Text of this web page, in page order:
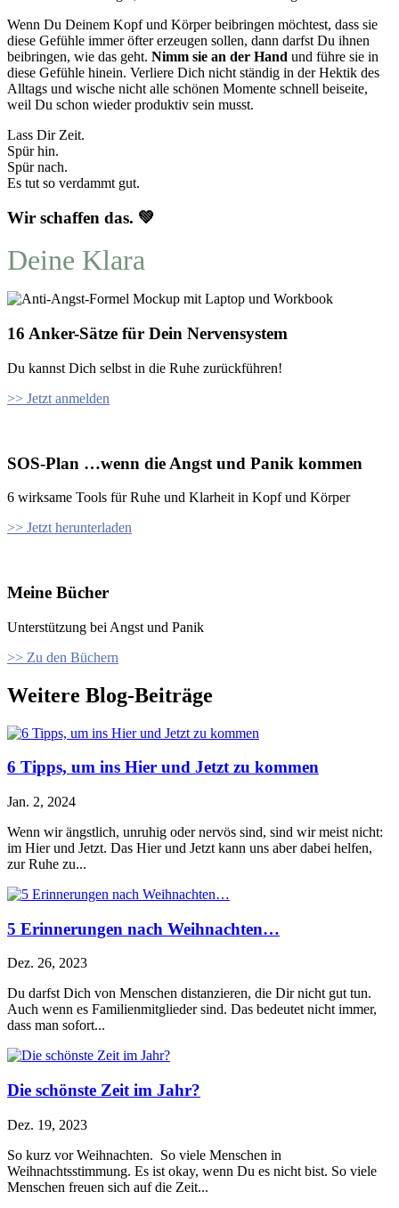
Wenn Du Deinem Kopf und Körper beibringen möchtest, dass sie
diese Gefühle immer öfter erzeugen sollen, dann darfst Du ihnen
beibringen, wie das geht. Nimm sie an der Hand und führe sie in
diese Gefühle hinein. Verliere Dich nicht ständig in der Hektik des
Alltags und wische nicht alle schönen Momente schnell beiseite,
weil Du schon wieder produktiv sein musst.
Lass Dir Zeit.
Spür hin.
Spür nach.
Es tut so verdammt gut.
Wir schaffen das. 💚
Deine Klara
16 Anker-Sätze für Dein Nervensystem
Du kannst Dich selbst in die Ruhe zurückführen!
>> Jetzt anmelden
SOS-Plan …wenn die Angst und Panik kommen
6 wirksame Tools für Ruhe und Klarheit in Kopf und Körper
>> Jetzt herunterladen
Meine Bücher
Unterstützung bei Angst und Panik
>> Zu den Büchern
Weitere Blog-Beiträge
6 Tipps, um ins Hier und Jetzt zu kommen
Jan. 2, 2024
Wenn wir ängstlich, unruhig oder nervös sind, sind wir meist nicht:
im Hier und Jetzt. Das Hier und Jetzt kann uns aber dabei helfen,
zur Ruhe zu...
5 Erinnerungen nach Weihnachten…
Dez. 26, 2023
Du darfst Dich von Menschen distanzieren, die Dir nicht gut tun.
Auch wenn es Familienmitglieder sind. Das bedeutet nicht immer,
dass man sofort...
Die schönste Zeit im Jahr?
Dez. 19, 2023
So kurz vor Weihnachten. So viele Menschen in
Weihnachtsstimmung. Es ist okay, wenn Du es nicht bist. So viele
Menschen freuen sich auf die Zeit...